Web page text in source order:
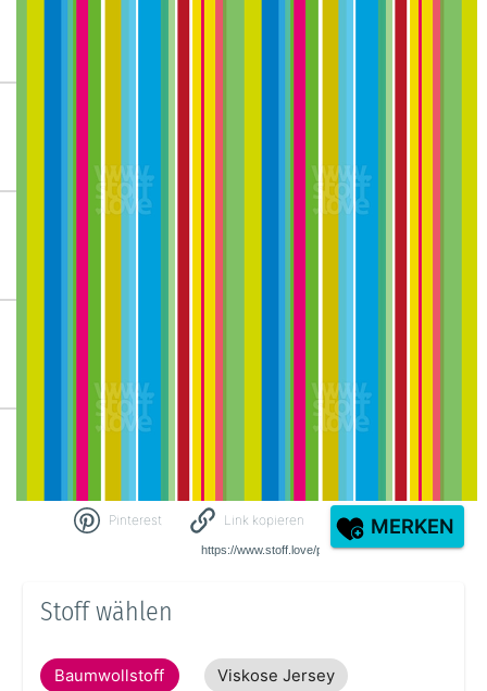
Pinterest Link kopieren MERKEN
Stoff wählen
Baumwollstoff Viskose Jersey